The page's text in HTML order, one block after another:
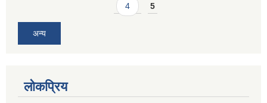
4 5
अन्य
लोकप्रिय